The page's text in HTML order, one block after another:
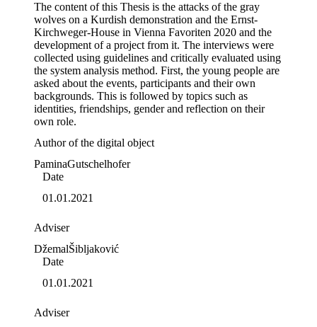
The content of this Thesis is the attacks of the gray
wolves on a Kurdish demonstration and the Ernst-
Kirchweger-House in Vienna Favoriten 2020 and the
development of a project from it. The interviews were
collected using guidelines and critically evaluated using
the system analysis method. First, the young people are
asked about the events, participants and their own
backgrounds. This is followed by topics such as
identities, friendships, gender and reflection on their
own role.
Author of the digital object
PaminaGutschelhofer
Date
01.01.2021
Adviser
DžemalŠibljaković
Date
01.01.2021
Adviser